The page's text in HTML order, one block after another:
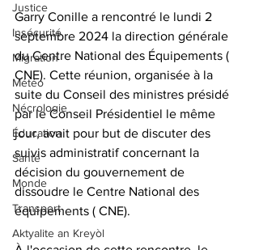
Justice
Insécurité
Migration
Météo
Nécrologie
Éducation
Santé
Monde
Transport
Aktyalite an Kreyòl
Garry Conille a rencontré le lundi 2
septembre 2024 la direction générale
du Centre National des Équipements (
CNE). Cette réunion, organisée à la
suite du Conseil des ministres présidé
par le Conseil Présidentiel le même
jour, avait pour but de discuter des
suivis administratif concernant la
décision du gouvernement de
dissoudre le Centre National des
équipements ( CNE).